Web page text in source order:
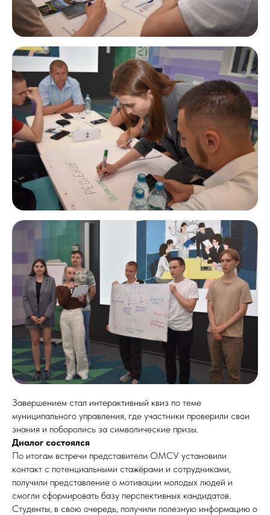
Завершением стал интерактивный квиз по теме
муниципального управления, где участники проверили свои
знания и поборолись за символические призы.
Диалог состоялся
По итогам встречи представители ОМСУ установили
контакт с потенциальными стажёрами и сотрудниками,
получили представление о мотивации молодых людей и
смогли сформировать базу перспективных кандидатов.
Студенты, в свою очередь, получили полезную информацию о